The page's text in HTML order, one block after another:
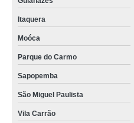
Itaquera
Moóca
Parque do Carmo
Sapopemba
São Miguel Paulista
Vila Carrão